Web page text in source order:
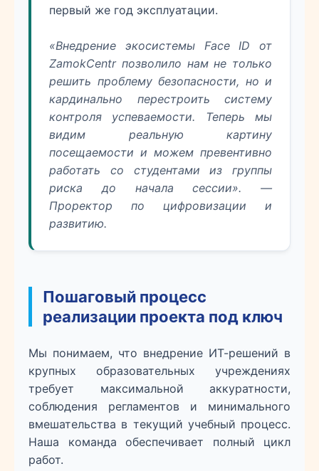
первый же год эксплуатации.
«Внедрение экосистемы Face ID от
ZamokCentr позволило нам не только
решить проблему безопасности, но и
кардинально перестроить систему
контроля успеваемости. Теперь мы
видим реальную картину
посещаемости и можем превентивно
работать со студентами из группы
риска до начала сессии». —
Проректор по цифровизации и
развитию.
Пошаговый процесс
реализации проекта под ключ
Мы понимаем, что внедрение ИТ-решений в
крупных образовательных учреждениях
требует максимальной аккуратности,
соблюдения регламентов и минимального
вмешательства в текущий учебный процесс.
Наша команда обеспечивает полный цикл
работ.